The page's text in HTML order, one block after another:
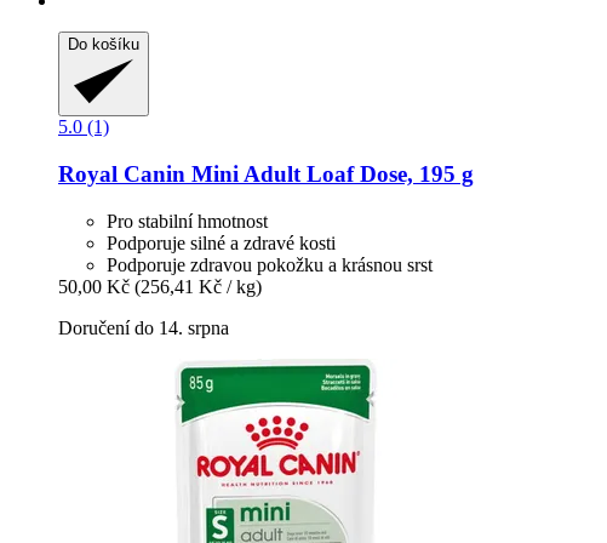
Do košíku
5.0 (1)
Royal Canin Mini Adult Loaf Dose, 195 g
Pro stabilní hmotnost
Podporuje silné a zdravé kosti
Podporuje zdravou pokožku a krásnou srst
50,00 Kč (256,41 Kč / kg)
Doručení do 14. srpna